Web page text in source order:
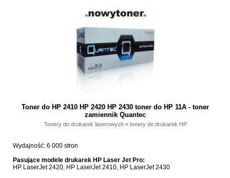
Toner do HP 2410 HP 2420 HP 2430 toner do HP 11A - toner
zamiennik Quantec
Tonery do drukarek laserowych» tonery do drukarek HP
Wydajność: 6 000 stron
Pasujące modele drukarek HP Laser Jet Pro:
HP LaserJet 2420, HP LaserJet 2410, HP LaserJet 2430